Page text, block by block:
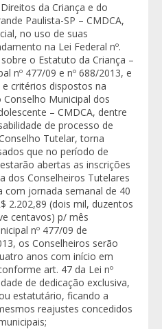
da Criança e do
Paulista-SP – CMDCA,
no uso de suas
na Lei Federal nº.
o Estatuto da Criança –
nº 477/09 e nº 688/2013, e
critérios dispostos na
Municipal dos
– CMDCA, dentre
de processo de
Tutelar, torna
que no período de
abertas as inscrições
dos Conselheiros Tutelares
com jornada semanal de 40
2.202,89 (dois mil, duzentos
centavos) p/ mês
nº 477/09 de
os Conselheiros serão
anos com início em
art. 47 da Lei nº
de dedicação exclusiva,
estatutário, ficando a
reajustes concedidos